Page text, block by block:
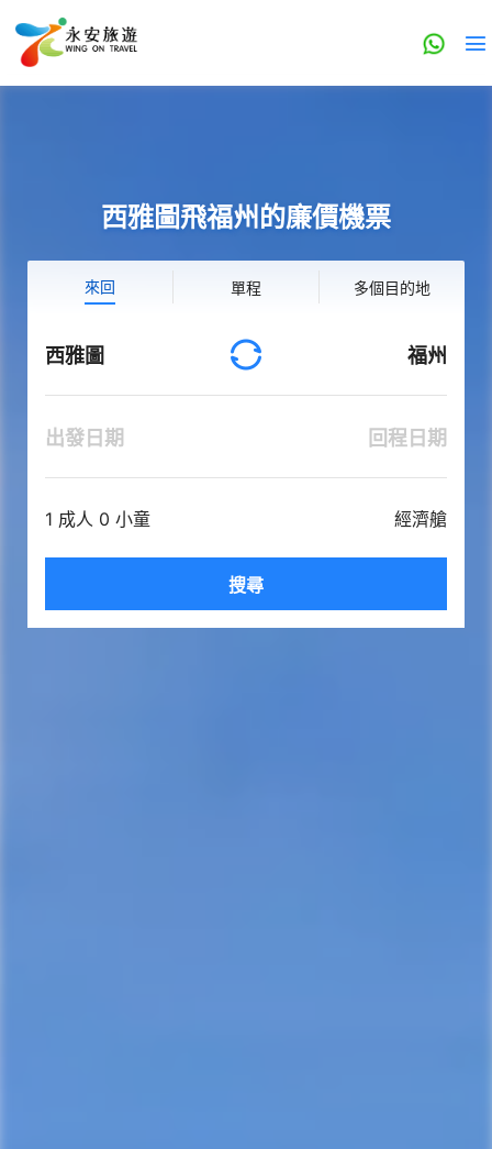
西雅圖飛福州的廉價機票
來回 單程 多個目的地
西雅圖 福州
出發日期 回程日期
1 成人 0 小童 經濟艙
搜尋